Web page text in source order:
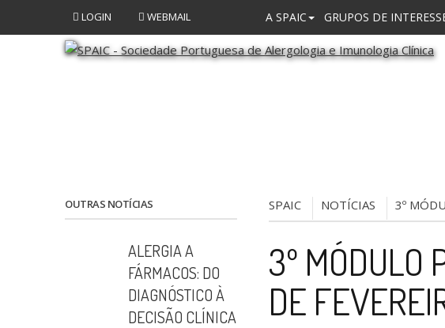
A SPAIC GRUPOS DE
LOGIN WEBMAIL
OUTRAS NOTÍCIAS
ALERGIA A
FÁRMACOS: DO
DIAGNÓSTICO À
DECISÃO CLÍNICA
SPAIC NOTÍCIAS 3º
3º MÓDULO
DE